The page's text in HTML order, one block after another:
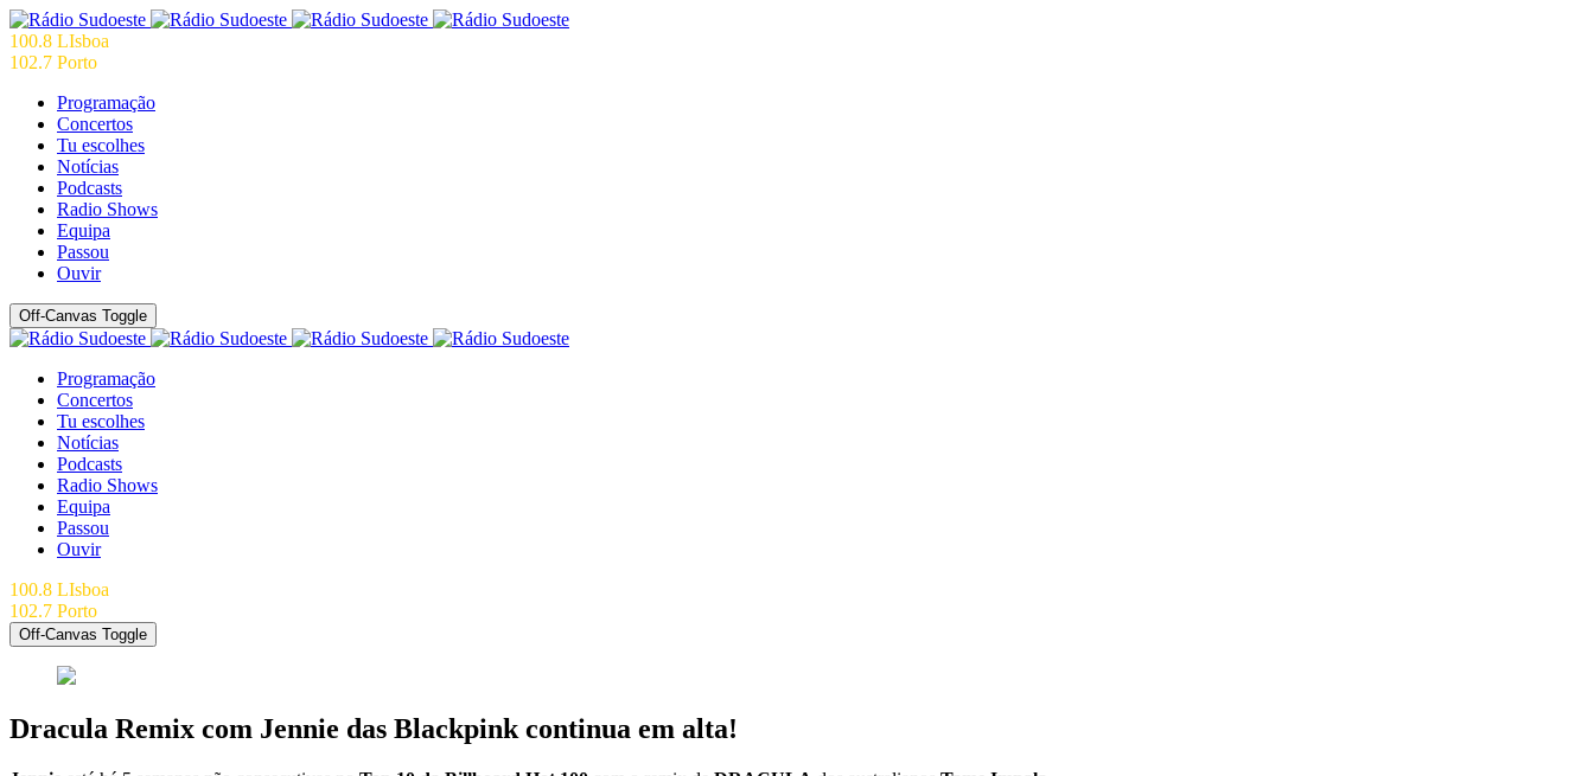
100.8 LIsboa
102.7 Porto
Programação
Concertos
Tu escolhes
Notícias
Podcasts
Radio Shows
Equipa
Passou
Ouvir
Off-Canvas Toggle
Programação
Concertos
Tu escolhes
Notícias
Podcasts
Radio Shows
Equipa
Passou
Ouvir
100.8 LIsboa
102.7 Porto
Off-Canvas Toggle
Dracula Remix com Jennie das Blackpink continua em alta!